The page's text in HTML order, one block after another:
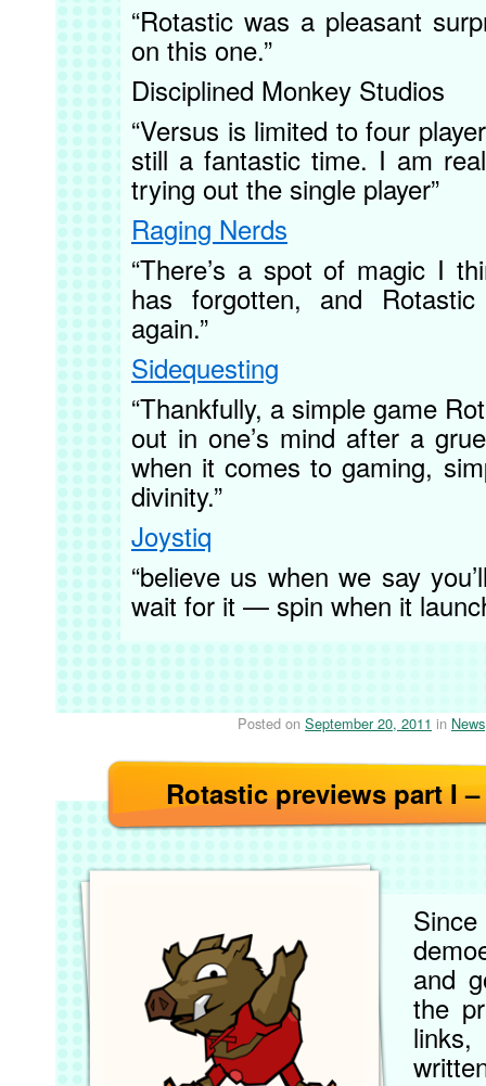
“Rotastic was a pleasant
on this one.”
Disciplined Monkey Studios
“Versus is limited to four
still a fantastic time. I am
trying out the single player”
Raging Nerds
“There’s a spot of magic I
has forgotten, and
again.”
Sidequesting
“Thankfully, a simple game
out in one’s mind after a
when it comes to gaming,
divinity.”
Joystiq
“believe us when we say
wait for it — spin when it
Posted on September 20, 2011 in News
Rotastic previews part I
and
the